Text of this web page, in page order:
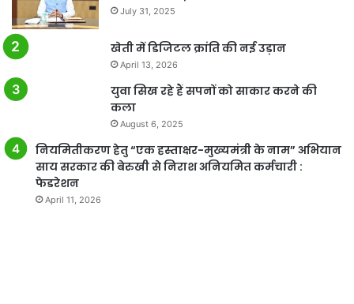
July 31, 2025
खेती में डिजिटल क्रांति की नई उड़ान
April 13, 2026
युवा सिख रहे हैं सपनों को साकार करने की
कला
August 6, 2025
नियमितीकरण हेतु “एक हस्ताक्षर-मुख्यमंत्री के नाम” अभियान
साय सरकार की बेरुखी से निराश अनियमित कर्मचारी :
फेडरेशन
April 11, 2026